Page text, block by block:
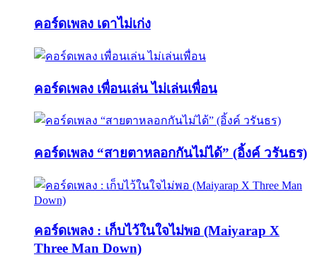
คอร์ดเพลง เดาไม่เก่ง
คอร์ดเพลง เพื่อนเล่น ไม่เล่นเพื่อน
คอร์ดเพลง “สายตาหลอกกันไม่ได้” (อิ้งค์ วรันธร)
คอร์ดเพลง : เก็บไว้ในใจไม่พอ (Maiyarap X
Three Man Down)